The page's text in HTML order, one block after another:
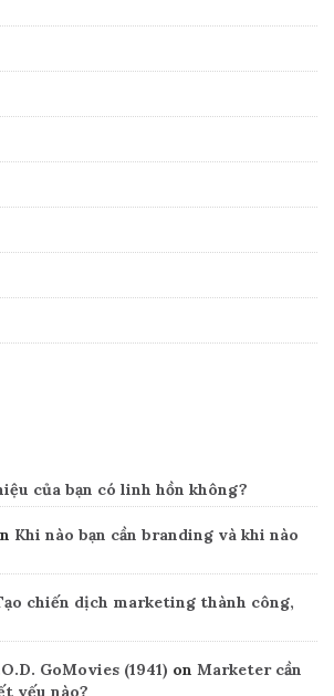
của bạn có linh hồn không?
Khi nào bạn cần branding và khi nào
chiến dịch marketing thành công,
GoMovies (1941) on Marketer cần